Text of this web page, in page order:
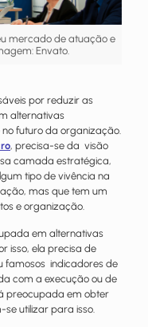
mercado de atuação e
Envato.
por reduzir as
alternativas
futuro da organização.
, precisa-se da visão
camada estratégica,
tipo de vivência na
mas que tem um
e organização.
em alternativas
isso, ela precisa de
famosos indicadores de
com a execução ou de
preocupada em obter
utilizar para isso.